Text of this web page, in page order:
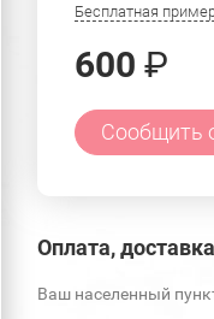
Бесплатная
600 ₽
Сообщить
Оплата, доставка
Ваш населенный